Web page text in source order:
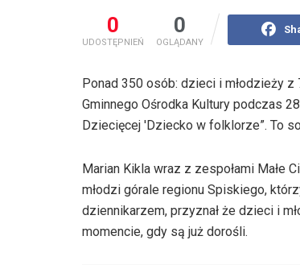
0
UDOSTĘPNIEŃ
0
OGLĄDANY
Ponad 350 osób: dzieci i młodzieży
Gminnego Ośrodka Kultury podczas
Dziecięcej 'Dziecko w folklorze”. To
Marian Kikla wraz z zespołami Małe
młodzi górale regionu Spiskiego,
dziennikarzem, przyznał że dzieci i
momencie, gdy są już dorośli.